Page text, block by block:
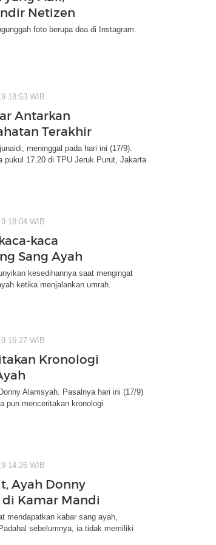
Netizen
foto berupa doa di Instagram.
18:53 WIB
Antarkan
Terakhir
meninggal pada hari ini (17/9).
pukul 17.20 di TPU Jeruk Purut, Jakarta
18:04 WIB
kaca
Sang Ayah
kesedihannya saat mengingat
ketika menjalankan umrah.
16:27 WIB
Kronologi
Alamsyah. Pasalnya hari ini (17/9)
pun menceritakan kronologi
14:26 WIB
Ayah Donny
Kamar Mandi
mendapatkan kabar sang ayah,
sebelumnya, ia tidak memiliki